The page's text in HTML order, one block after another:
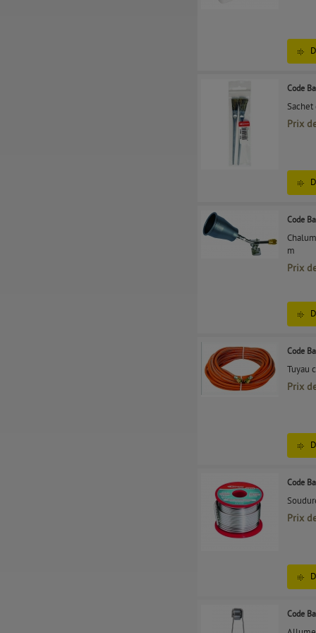
Code
Prix
Code
m
Prix
Code
Tuyau
Prix
Code
Prix
Code